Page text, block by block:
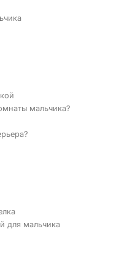
мальчика?
для мальчика